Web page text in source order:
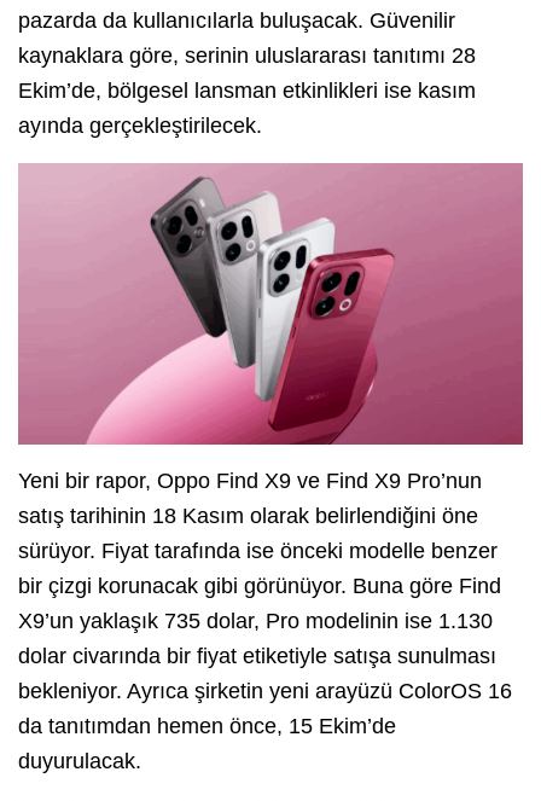
pazarda da kullanıcılarla buluşacak. Güvenilir
kaynaklara göre, serinin uluslararası tanıtımı 28
Ekim’de, bölgesel lansman etkinlikleri ise kasım
ayında gerçekleştirilecek.
Yeni bir rapor, Oppo Find X9 ve Find X9 Pro’nun
satış tarihinin 18 Kasım olarak belirlendiğini öne
sürüyor. Fiyat tarafında ise önceki modelle benzer
bir çizgi korunacak gibi görünüyor. Buna göre Find
X9’un yaklaşık 735 dolar, Pro modelinin ise 1.130
dolar civarında bir fiyat etiketiyle satışa sunulması
bekleniyor. Ayrıca şirketin yeni arayüzü ColorOS 16
da tanıtımdan hemen önce, 15 Ekim’de
duyurulacak.